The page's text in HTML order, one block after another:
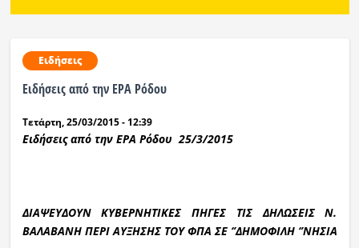
Οικονομία
Αθλητικά
Κόσμος
Εκπομπές
Ειδήσεις
Ειδήσεις από την ΕΡΑ Ρόδου
Τετάρτη, 25/03/2015 - 12:39
Ειδήσεις από την ΕΡΑ Ρόδου 25/3/2015
ΔΙΑΨΕΥΔΟΥΝ ΚΥΒΕΡΝΗΤΙΚΕΣ ΠΗΓΕΣ ΤΙΣ ΔΗΛΩΣΕΙΣ Ν.
ΒΑΛΑΒΑΝΗ ΠΕΡΙ ΑΥΞΗΣΗΣ ΤΟΥ ΦΠΑ ΣΕ ‘’ΔΗΜΟΦΙΛΗ ‘’ΝΗΣΙΑ